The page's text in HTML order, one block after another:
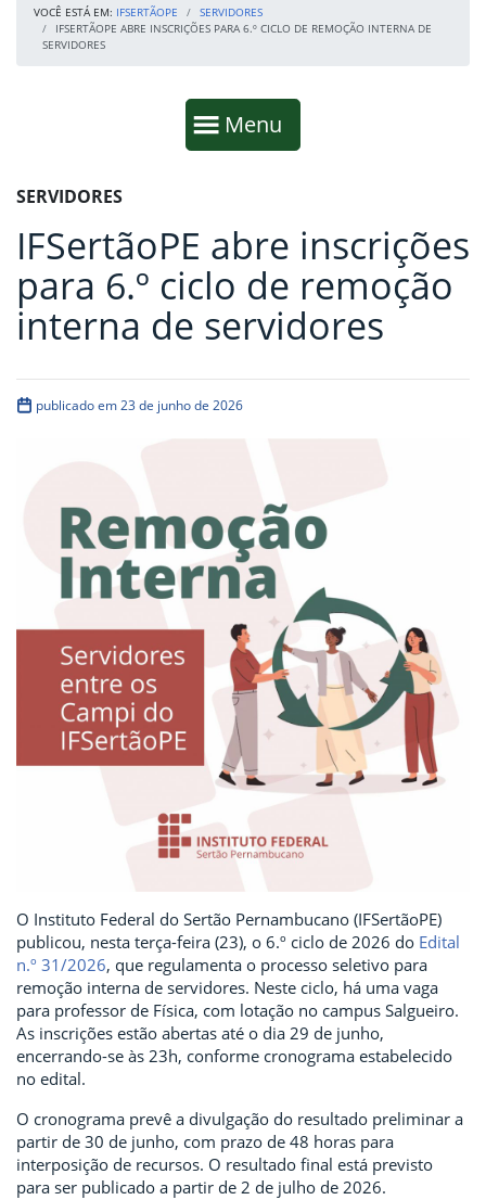
VOCÊ ESTÁ EM: IFSERTÃOPE
SERVIDORES
IFSERTÃOPE ABRE INSCRIÇÕES PARA 6.º CICLO DE REMOÇÃO INTERNA DE
SERVIDORES
Mostrar
Menu
Fim da navegação
Início do conteúdo
SERVIDORES
IFSertãoPE abre inscrições
para 6.º ciclo de remoção
interna de servidores
publicado em 23 de junho de 2026
O Instituto Federal do Sertão Pernambucano (IFSertãoPE)
publicou, nesta terça-feira (23), o 6.º ciclo de 2026 do Edital
n.º 31/2026, que regulamenta o processo seletivo para
remoção interna de servidores. Neste ciclo, há uma vaga
para professor de Física, com lotação no campus Salgueiro.
As inscrições estão abertas até o dia 29 de junho,
encerrando-se às 23h, conforme cronograma estabelecido
no edital.
O cronograma prevê a divulgação do resultado preliminar a
partir de 30 de junho, com prazo de 48 horas para
interposição de recursos. O resultado final está previsto
para ser publicado a partir de 2 de julho de 2026.